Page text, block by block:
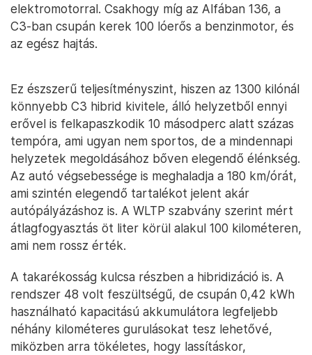
elektromotorral. Csakhogy míg az Alfában 136, a
C3-ban csupán kerek 100 lóerős a benzinmotor, és
az egész hajtás.
Ez észszerű teljesítményszint, hiszen az 1300 kilónál
könnyebb C3 hibrid kivitele, álló helyzetből ennyi
erővel is felkapaszkodik 10 másodperc alatt százas
tempóra, ami ugyan nem sportos, de a mindennapi
helyzetek megoldásához bőven elegendő élénkség.
Az autó végsebessége is meghaladja a 180 km/órát,
ami szintén elegendő tartalékot jelent akár
autópályázáshoz is. A WLTP szabvány szerint mért
átlagfogyasztás öt liter körül alakul 100 kilométeren,
ami nem rossz érték.
A takarékosság kulcsa részben a hibridizáció is. A
rendszer 48 volt feszültségű, de csupán 0,42 kWh
használható kapacitású akkumulátora legfeljebb
néhány kilométeres gurulásokat tesz lehetővé,
miközben arra tökéletes, hogy lassításkor,